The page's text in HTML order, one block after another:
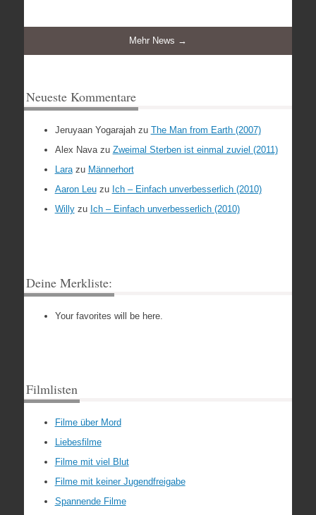
Mehr News →
Neueste Kommentare
Jeruyaan Yogarajahzu The Man from Earth (2007)
Alex Navazu Zweimal Sterben ist einmal zuviel (2011)
Larazu Männerhort
Aaron Leuzu Ich – Einfach unverbesserlich (2010)
Willyzu Ich – Einfach unverbesserlich (2010)
Deine Merkliste:
Your favorites will be here.
Filmlisten
Filme über Mord
Liebesfilme
Filme mit viel Blut
Filme mit keiner Jugendfreigabe
Spannende Filme